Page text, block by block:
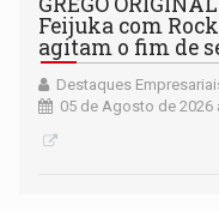
Feijuka com
agitam o fim de
Destaques
05 de Agosto de 2026